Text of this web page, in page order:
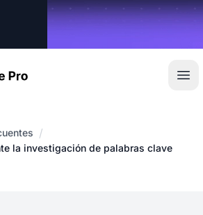
/
la investigación de palabras clave